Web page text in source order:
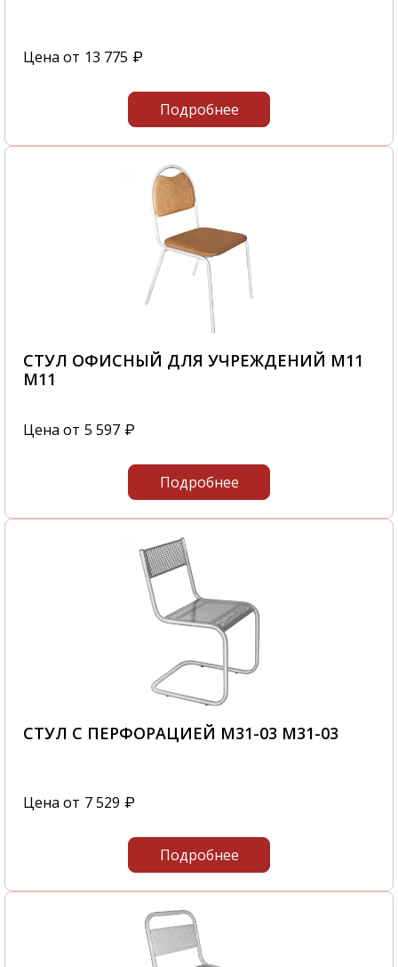
Цена от 13 775 ₽
Подробнее
СТУЛ ОФИСНЫЙ ДЛЯ УЧРЕЖДЕНИЙ М11
М11
Цена от 5 597 ₽
Подробнее
СТУЛ С ПЕРФОРАЦИЕЙ М31-03 М31-03
Цена от 7 529 ₽
Подробнее